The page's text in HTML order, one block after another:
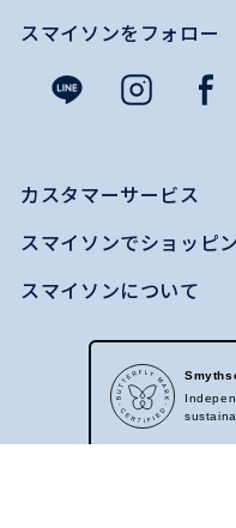
スマイソンをフォロー
カスタマーサービス
スマイソンでショッピ
スマイソンについて